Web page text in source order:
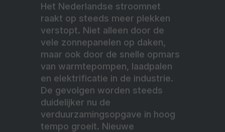
Het Nederlandse stroomnet
raakt op steeds meer plekken
verstopt. Niet alleen door de
vele zonnepanelen op daken,
maar ook door de snelle opmars
van warmtepompen, laadpalen
en elektrificatie in de industrie.
De gevolgen worden steeds
duidelijker nu de
verduurzamingsopgave in hoog
tempo groeit. Nieuwe